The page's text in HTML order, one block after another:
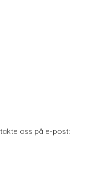
oss på e-post: